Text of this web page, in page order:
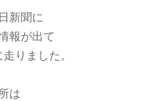
新聞に
報が出て
りました。
は